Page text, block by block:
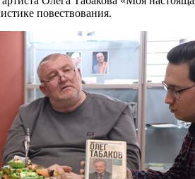
повествования.